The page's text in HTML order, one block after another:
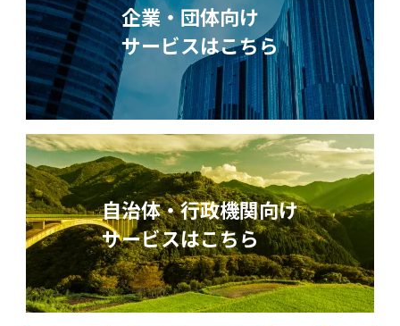
企業・団体向け
サービスはこちら
自治体・行政機関向け
サービスはこちら